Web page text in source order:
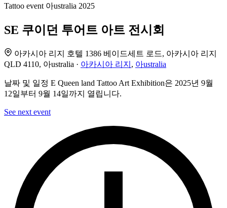
Tattoo event 아ustralia 2025
SE 쿠이던 투어트 아트 전시회
아카시아 리지 호텔 1386 베이드세트 로드, 아카시아 리지
QLD 4110, 아ustralia · 아카시아 리지 , 아ustralia
날짜 및 일정 E Queen land Tattoo Art Exhibition은 2025년 9월
12일부터 9월 14일까지 열립니다.
See next event